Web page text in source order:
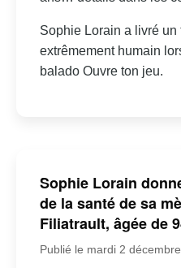
Sophie Lorain a livré un
extrêmement humain
balado Ouvre ton jeu.
Sophie Lorain
de la santé de sa
Filiatrault, âgée de
Publié le mardi 2